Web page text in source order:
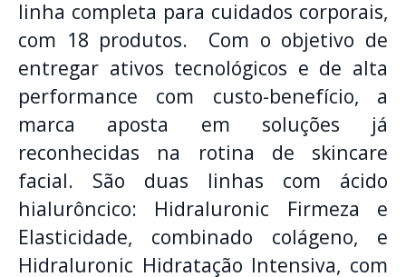
linha completa para cuidados corporais,
com 18 produtos. Com o objetivo de
entregar ativos tecnológicos e de alta
performance com custo-benefício, a
marca aposta em soluções já
reconhecidas na rotina de skincare
facial. São duas linhas com ácido
hialurôncico: Hidraluronic Firmeza e
Elasticidade, combinado colágeno, e
Hidraluronic Hidratação Intensiva, com